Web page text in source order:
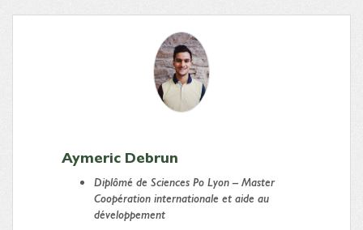
Aymeric Debrun
Diplômé de Sciences Po Lyon – Master
Coopération internationale et aide au
développement